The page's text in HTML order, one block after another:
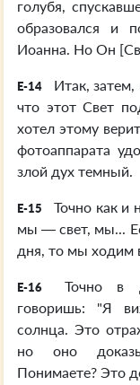
голубя,
образовался и
Иоанна. Но Он
E-14
Итак,
что этот Свет
хотел этому
фотоаппарата
злой дух темный.
E-15
Точно как
мы — свет, мы...
дня, то мы ходим
E-16
Точно в
говоришь: "Я
солнца. Это
но оно
Понимаете? Это